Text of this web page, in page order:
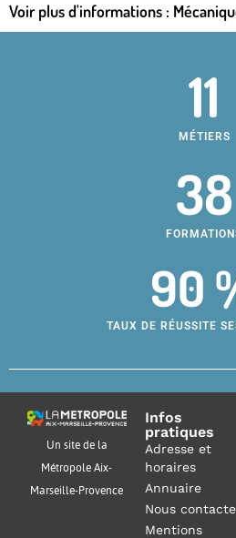
Voir plus d'informations :
11
MÉTIERS
38
90
TAUX DE RÉUSSITE
Un site de la
Métropole Aix-
Marseille-Provence
Infos
pratiques
Adresse et
horaires
Annuaire
Nous
Mentions